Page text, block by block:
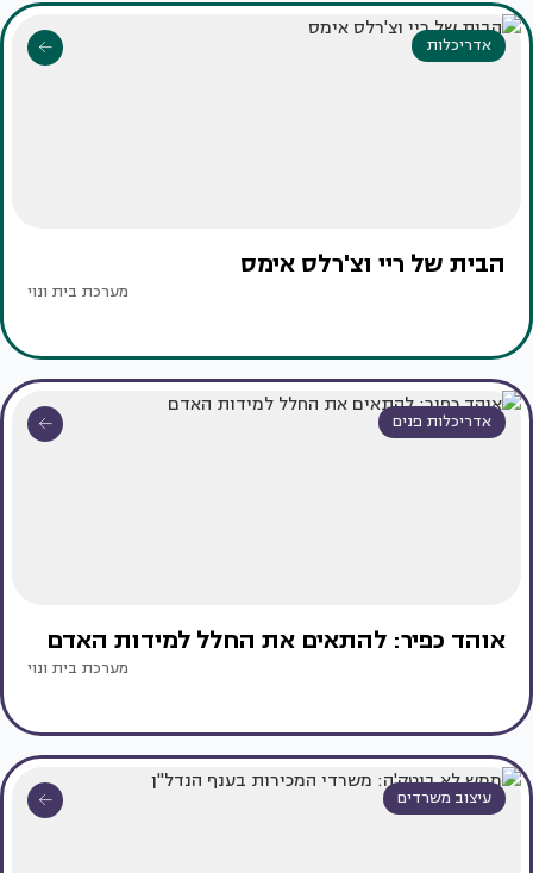
אדריכלות
הבית של ריי וצ'רלס אימס
מערכת בית ונוי
אדריכלות פנים
אוהד כפיר: להתאים את החלל למידות האדם
מערכת בית ונוי
עיצוב משרדים